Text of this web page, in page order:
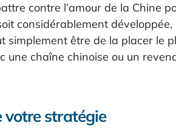
contre l’amour de la Chine
considérablement
être de la placer le
chaîne chinoise ou un
votre stratégie